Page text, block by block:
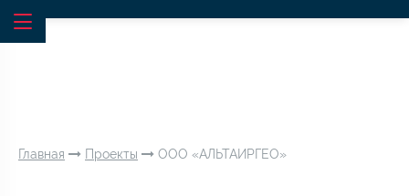
Главная Проекты ООО «АЛЬТАИРГЕО»